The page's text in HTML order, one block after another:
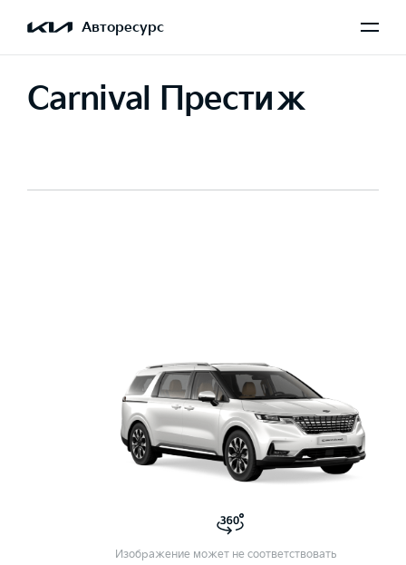
Авторесурс
Carnival Престиж
Изображение может не соответствовать